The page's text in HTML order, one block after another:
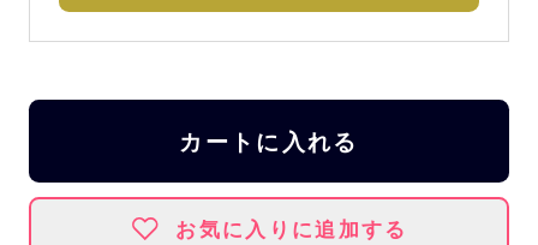
カートに入れる
お気に入りに追加する